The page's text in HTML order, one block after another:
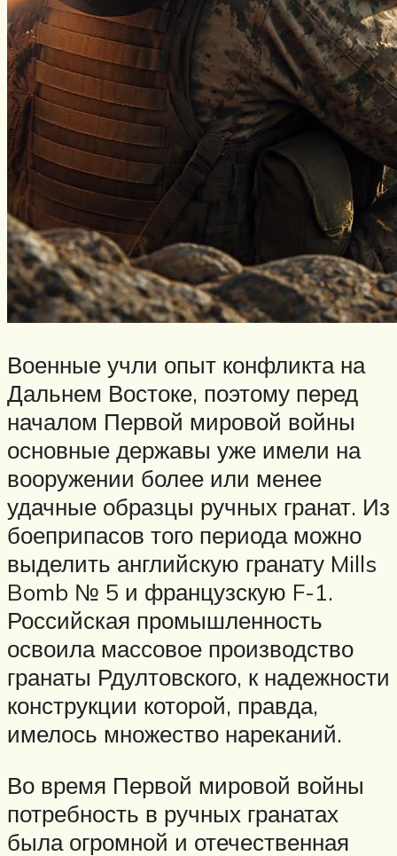
Военные учли опыт конфликта на
Дальнем Востоке, поэтому перед
началом Первой мировой войны
основные державы уже имели на
вооружении более или менее
удачные образцы ручных гранат. Из
боеприпасов того периода можно
выделить английскую гранату Mills
Bomb № 5 и французскую F-1.
Российская промышленность
освоила массовое производство
гранаты Рдултовского, к надежности
конструкции которой, правда,
имелось множество нареканий.
Во время Первой мировой войны
потребность в ручных гранатах
была огромной и отечественная